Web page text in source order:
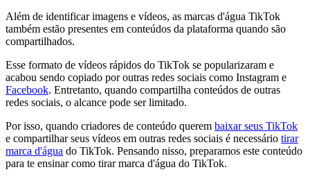
Além de identificar imagens e vídeos, as marcas d'água TikTok
também estão presentes em conteúdos da plataforma quando são
compartilhados.
Esse formato de vídeos rápidos do TikTok se popularizaram e
acabou sendo copiado por outras redes sociais como Instagram e
Facebook. Entretanto, quando compartilha conteúdos de outras
redes sociais, o alcance pode ser limitado.
Por isso, quando criadores de conteúdo querem baixar seus TikTok
e compartilhar seus vídeos em outras redes sociais é necessário tirar
marca d'água do TikTok. Pensando nisso, preparamos este conteúdo
para te ensinar como tirar marca d'água do TikTok.